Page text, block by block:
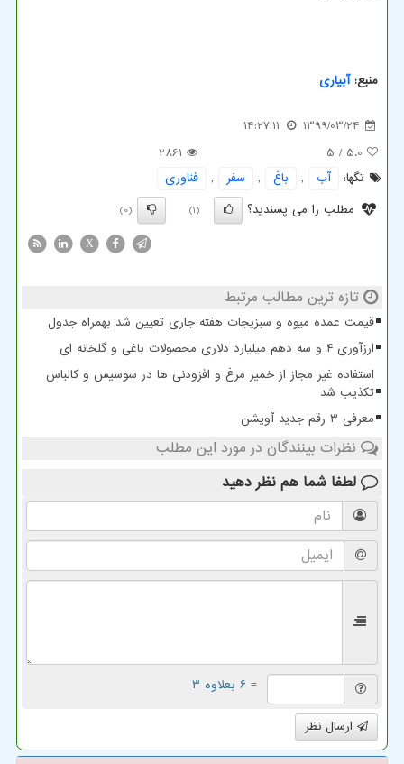
منبع:آبیاری
1399/03/24
14:27:11
5.0
/ 5
2861
تگها:
آب , باغ , سفر ,
فناوری
مطلب را می پسندید؟
(1)
(0)
X
تازه ترین مطالب مرتبط
قیمت عمده میوه و سبزیجات هفته جاری تعیین شد بهمراه جدول
ارزآوری ۴ و سه دهم میلیارد دلاری محصولات باغی و گلخانه ای
استفاده غیر مجاز از خمیر مرغ و افزودنی ها در سوسیس و کالباس
تکذیب شد
معرفی ۳ رقم جدید آویشن
نظرات بینندگان در مورد این مطلب
لطفا شما هم نظر دهید
= ۶ بعلاوه ۳
ارسال نظر